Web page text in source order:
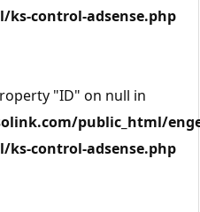
control-adsense.php
"ID" on null in
public_html/
control-adsense.php